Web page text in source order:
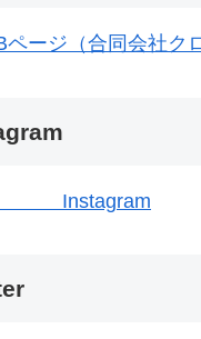
ジ（合同会社クロ